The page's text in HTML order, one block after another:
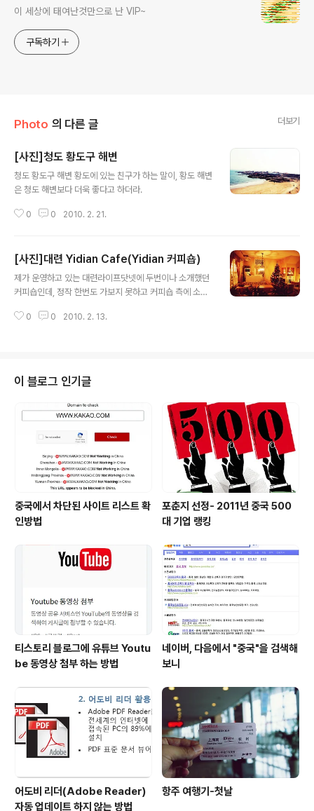
이 세상에 태여난것만으로 난 VIP~
구독하기
Photo 의 다른 글 더보기
[사진]청도 황도구 해변
청도 황도구 해변 황도에 있는 친구가 하는 말이, 황도 해변
은 청도 해변보다 더욱 좋다고 하더라.
0 0 2010. 2. 21.
[사진]대련 Yidian Cafe(Yidian 커피숍)
제가 운영하고 있는 대련라이프닷넷에 두번이나 소개했던
커피숍인데, 정작 한번도 가보지 못하고 커피숍 측에 소개
련에 설쉬러 오면서 QQ모임(8명 참가)에서 1차는 훠궈 먹
는 회원제로 운영되다가 나중에는 완전 오픈된 커피숍으로
변신했습니다. 아쉬운 점이라면 커피숍이 있는 거리는 일
제시대에 건축된 낡은 건물이 위주인데 설날 이후로 이 낡
은 건물들이 차츰 살아지고 새로운 건물이 들어설것이라고
하네요. 그래서 더욱 가보고 싶었습니다. 제가 워낙 커피숍
을 좋아해서요~~ 대련의 ..
0 0 2010. 2. 13.
이 블로그 인기글
중국에서 차단된 사이트 리스트 확
인방법
포춘지 선정- 2011년 중국 500
대 기업 랭킹
티스토리 블로그에 유튜브 Youtu
be 동영상 첨부 하는 방법
네이버, 다음에서 "중국"을 검색해
보니
어도비 리더(Adobe Reader)
자동 업데이트 하지 않는 방법
항주 여행기-첫날